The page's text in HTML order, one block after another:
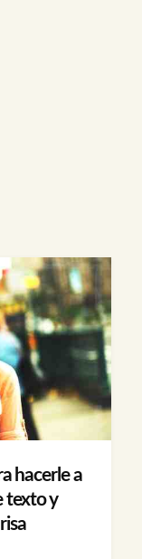
hacerle a
texto y